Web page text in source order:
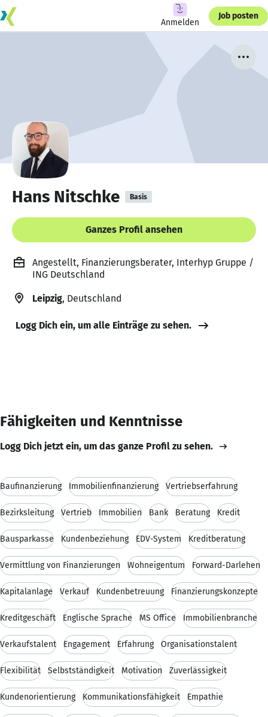
Anmelden
Job posten
Hans Nitschke Basis
Ganzes Profil ansehen
Angestellt, Finanzierungsberater, Interhyp Gruppe /
ING Deutschland
Leipzig, Deutschland
Logg Dich ein, um alle Einträge zu sehen.
Fähigkeiten und Kenntnisse
Logg Dich jetzt ein, um das ganze Profil zu sehen.
Baufinanzierung Immobilienfinanzierung Vertriebserfahrung
Bezirksleitung Vertrieb Immobilien Bank Beratung Kredit
Bausparkasse Kundenbeziehung EDV-System Kreditberatung
Vermittlung von Finanzierungen Wohneigentum Forward-Darlehen
Kapitalanlage Verkauf Kundenbetreuung Finanzierungskonzepte
Kreditgeschäft Englische Sprache MS Office Immobilienbranche
Verkaufstalent Engagement Erfahrung Organisationstalent
Flexibilität Selbstständigkeit Motivation Zuverlässigkeit
Kundenorientierung Kommunikationsfähigkeit Empathie